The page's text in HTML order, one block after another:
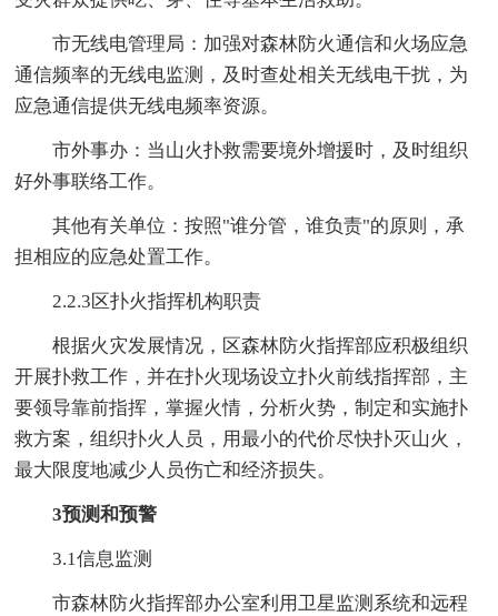
市无线电管理局：加强对森林防火通信和火场应急
通信频率的无线电监测，及时查处相关无线电干扰，为
应急通信提供无线电频率资源。
市外事办：当山火扑救需要境外增援时，及时组织
好外事联络工作。
其他有关单位：按照"谁分管，谁负责"的原则，承
担相应的应急处置工作。
2.2.3区扑火指挥机构职责
根据火灾发展情况，区森林防火指挥部应积极组织
开展扑救工作，并在扑火现场设立扑火前线指挥部，主
要领导靠前指挥，掌握火情，分析火势，制定和实施扑
救方案，组织扑火人员，用最小的代价尽快扑灭山火，
最大限度地减少人员伤亡和经济损失。
3预测和预警
3.1信息监测
市森林防火指挥部办公室利用卫星监测系统和远程